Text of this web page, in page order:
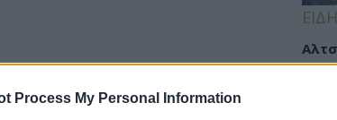
Process My Personal Information
την